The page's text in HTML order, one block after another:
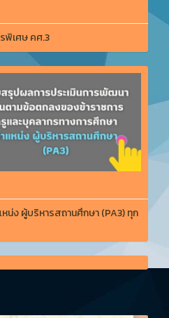
พิเศษ คศ.3
น่ง ผู้บริหารสถานศึกษา (PA3) ทุก